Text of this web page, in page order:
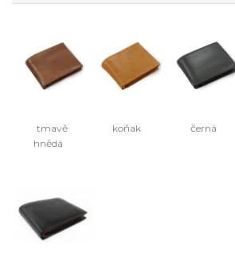
tmavě
hnědá
koňak černá